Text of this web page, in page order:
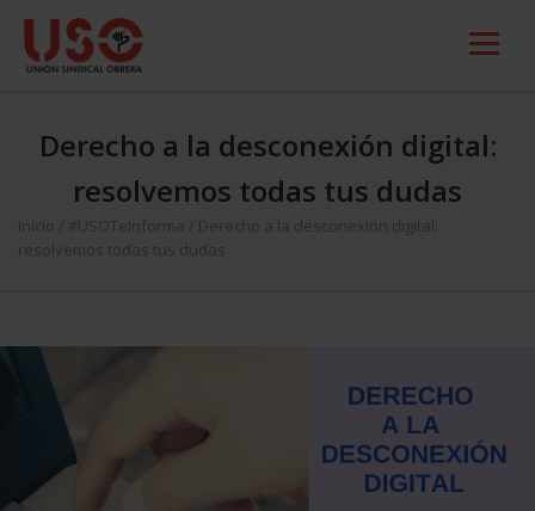
Derecho a la desconexión digital:
resolvemos todas tus dudas
Inicio #USOTeInforma
Derecho a la desconexión digital:
resolvemos todas tus dudas